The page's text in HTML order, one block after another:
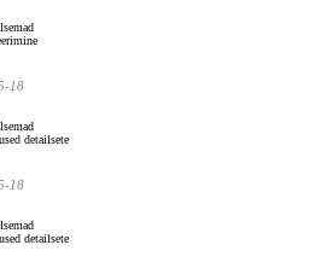
18
detailsete
18
detailsete